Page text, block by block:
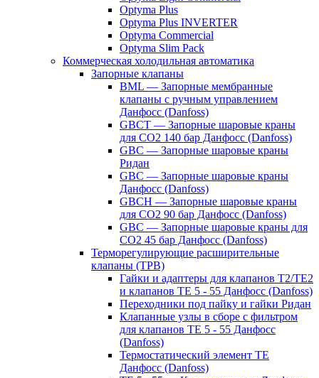
Optyma Plus
Optyma Plus INVERTER
Optyma Commercial
Optyma Slim Pack
Коммерческая холодильная автоматика
Запорные клапаны
BML — Запорные мембранные
клапаны с ручным управлением
Данфосс (Danfoss)
GBCT — Запорные шаровые краны
для CO2 140 бар Данфосс (Danfoss)
GBC — Запорные шаровые краны
Ридан
GBC — Запорные шаровые краны
Данфосс (Danfoss)
GBCH — Запорные шаровые краны
для CO2 90 бар Данфосс (Danfoss)
GBC — Запорные шаровые краны для
CO2 45 бар Данфосс (Danfoss)
Терморегулирующие расширительные
клапаны (ТРВ)
Гайки и адаптеры для клапанов T2/TE2
и клапанов TE 5 - 55 Данфосс (Danfoss)
Переходники под пайку и гайки Ридан
Клапанные узлы в сборе с фильтром
для клапанов TE 5 - 55 Данфосс
(Danfoss)
Термостатический элемент TE
Данфосс (Danfoss)